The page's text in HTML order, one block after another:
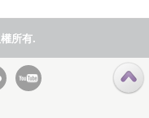
所有.